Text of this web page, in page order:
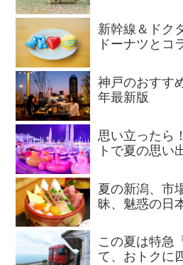
新幹線＆ドク
ドーナツとコ
神戸のおすす
年最新版
思い立ったら
トで夏の思い
夏の新潟、市
昧、魅惑の日
この夏は特急
て、おトクに